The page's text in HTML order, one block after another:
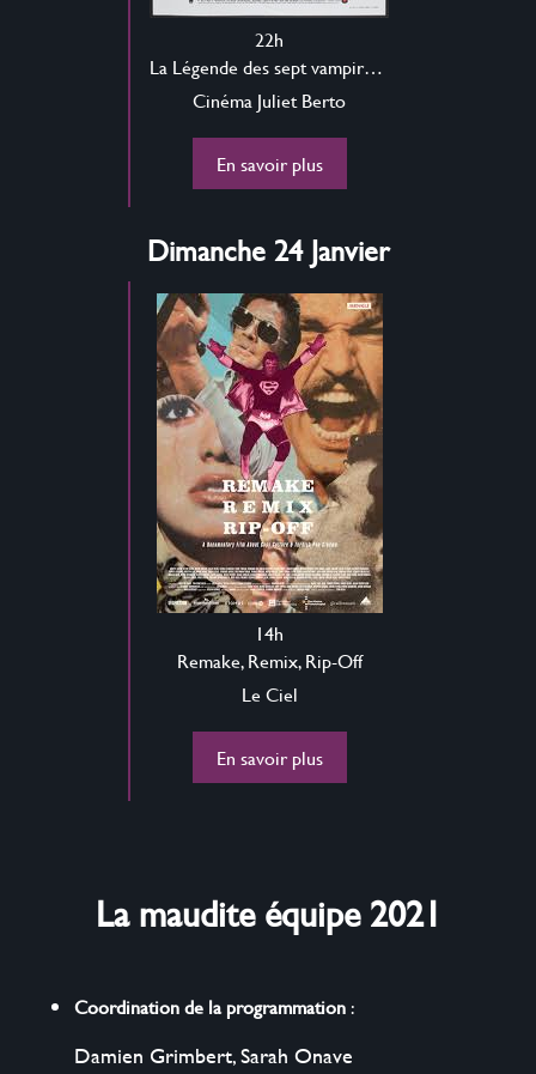
22h
La Légende des sept vampires d’or
Cinéma Juliet Berto
En savoir plus
Dimanche 24 Janvier
14h
Remake, Remix, Rip-Off
Le Ciel
En savoir plus
La maudite équipe 2021
Coordination de la programmation:
Damien Grimbert,Sarah Onave